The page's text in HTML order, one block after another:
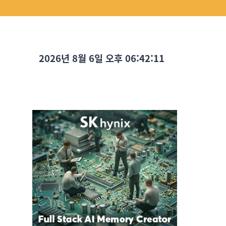
2026년 8월 6일 오후 06:42:12